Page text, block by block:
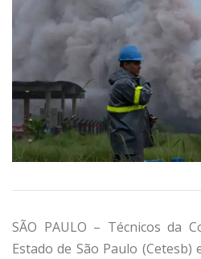
SÃO PAULO – Técnicos da
Estado de São Paulo